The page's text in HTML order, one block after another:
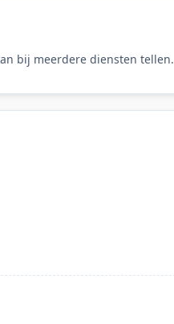
bij meerdere diensten tellen.